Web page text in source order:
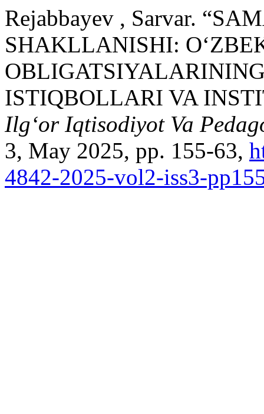
Rejabbayev , Sarvar.
SHAKLLANISHI:
ISTIQBOLLARI VA
Ilgʻor Iqtisodiyot Va
3, May 2025, pp. 155-63,
4842-2025-vol2-iss3-